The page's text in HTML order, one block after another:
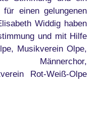
einen gelungenen
Widdig haben
und mit Hilfe
Musikverein Olpe,
Männerchor,
Rot-Weiß-Olpe